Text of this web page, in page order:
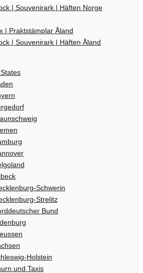
| Souvenirark | Häften Norge
| Praktstämplar Åland
| Souvenirark | Häften Åland
Schwerin
Strelitz
Bund
Holstein
und Taxis